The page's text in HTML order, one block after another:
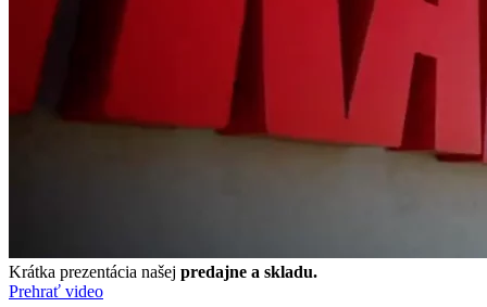
Krátka prezentácia našej predajne a skladu.
Prehrať video